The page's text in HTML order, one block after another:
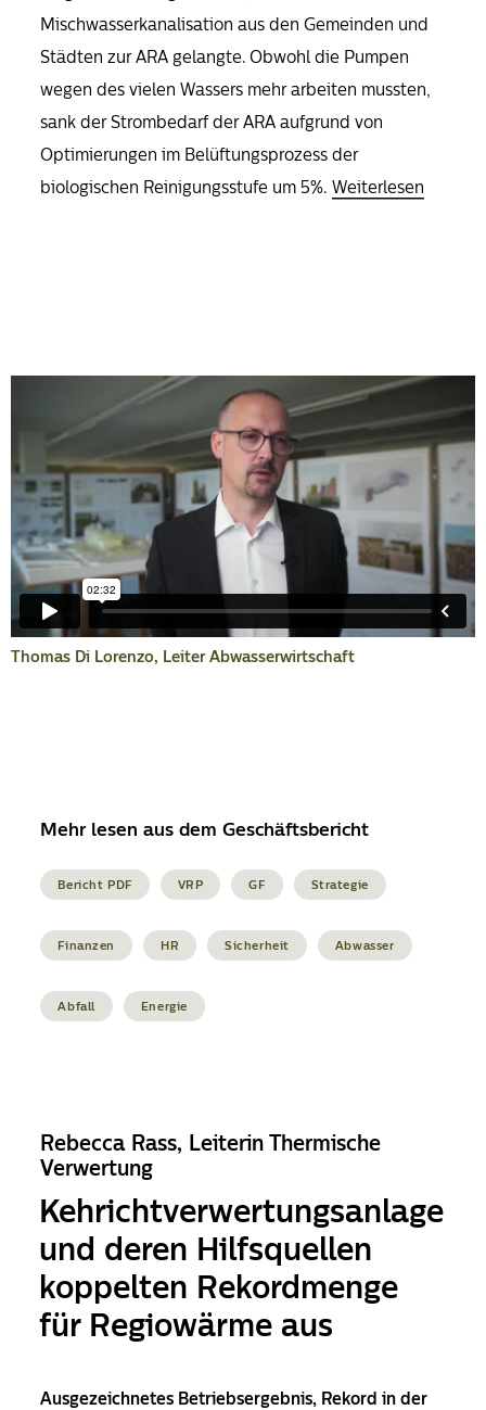
Mischwasserkanalisation aus den Gemeinden und
Städten zur ARA gelangte. Obwohl die Pumpen
wegen des vielen Wassers mehr arbeiten mussten,
sank der Strombedarf der ARA aufgrund von
Optimierungen im Belüftungsprozess der
biologischen Reinigungsstufe um 5%. Weiterlesen
Thomas Di Lorenzo, Leiter Abwasserwirtschaft
Mehr lesen aus dem Geschäftsbericht
Bericht PDF VRP GF Strategie
Finanzen HR Sicherheit Abwasser
Abfall Energie
Rebecca Rass, Leiterin Thermische
Verwertung
Kehrichtverwertungsanlage
und deren Hilfsquellen
koppelten Rekordmenge
für Regiowärme aus
Ausgezeichnetes Betriebsergebnis, Rekord in der